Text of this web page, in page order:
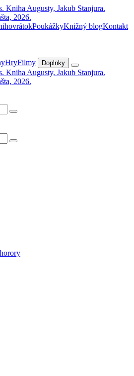
PoukážkyKnižný blogKontakt
HryFilmy Doplnky